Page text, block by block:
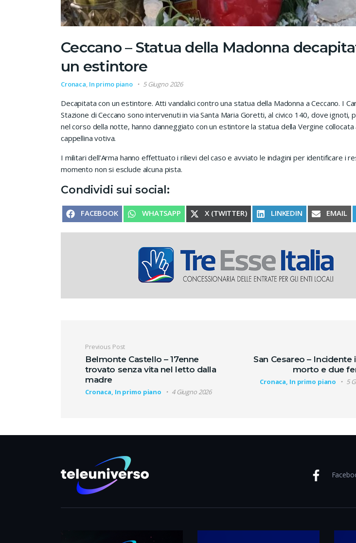
Ceccano – Statua della Madonna
un estintore
Cronaca, In primo piano 5 Giugno 2026
Decapitata con un estintore. Atti vandalici contro una statua della Madonna a Ceccano. I
Stazione di Ceccano sono intervenuti in via Santa Maria Goretti, al civico 140, dove ignoti,
nel corso della notte, hanno danneggiato con un estintore la statua della Vergine collocata
cappellina votiva.
I militari dell’Arma hanno effettuato i rilievi del caso e avviato le indagini per identificare i
momento non si esclude alcuna pista.
Condividi sui social:
SHARE ON
FACEBOOK SHARE ON
WHATSAPP SHARE ON
X (TWITTER) SHARE ON
LINKEDIN SHARE
EMAIL
Navigazione articoli
Previous Post
Belmonte Castello – 17enne
trovato senza vita nel letto dalla
madre
Cronaca, In primo piano 4 Giugno 2026
San Cesareo – Incidente
morto e due
Cronaca, In primo piano 5